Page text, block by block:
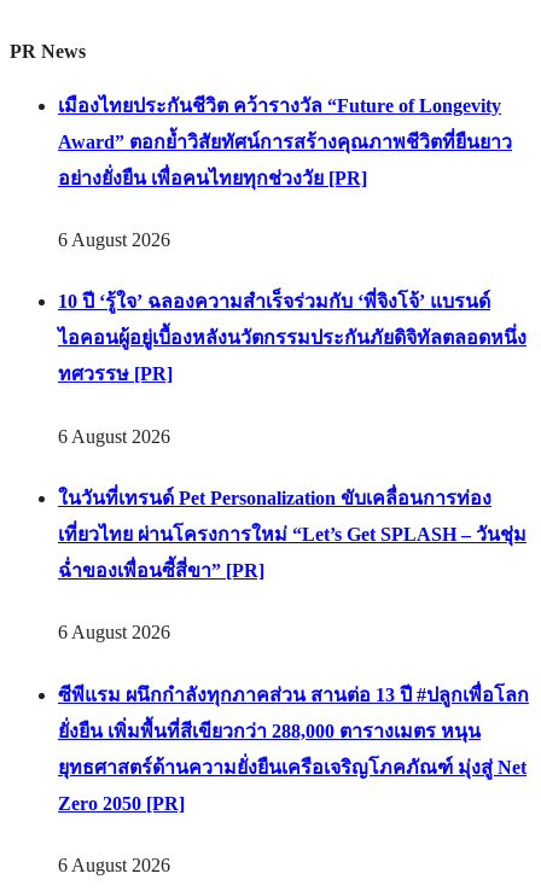
PR News
เมืองไทยประกันชีวิต คว้ารางวัล “Future of Longevity
Award” ตอกย้ำวิสัยทัศน์การสร้างคุณภาพชีวิตที่ยืนยาว
อย่างยั่งยืน เพื่อคนไทยทุกช่วงวัย [PR]
6 August 2026
10 ปี ‘รู้ใจ’ ฉลองความสำเร็จร่วมกับ ‘พี่จิงโจ้’ แบรนด์
ไอคอนผู้อยู่เบื้องหลังนวัตกรรมประกันภัยดิจิทัลตลอดหนึ่ง
ทศวรรษ [PR]
6 August 2026
ในวันที่เทรนด์ Pet Personalization ขับเคลื่อนการท่อง
เที่ยวไทย ผ่านโครงการใหม่ “Let’s Get SPLASH – วันชุ่ม
ฉ่ำของเพื่อนซี้สี่ขา” [PR]
6 August 2026
ซีพีแรม ผนึกกำลังทุกภาคส่วน สานต่อ 13 ปี #ปลูกเพื่อโลก
ยั่งยืน เพิ่มพื้นที่สีเขียวกว่า 288,000 ตารางเมตร หนุน
ยุทธศาสตร์ด้านความยั่งยืนเครือเจริญโภคภัณฑ์ มุ่งสู่ Net
Zero 2050 [PR]
6 August 2026